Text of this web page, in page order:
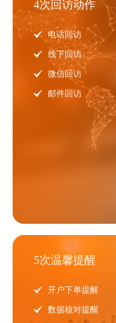
4次回访动作
电话回访
线下回访
微信回访
邮件回访
5次温馨提醒
开户下单提醒
数据核对提醒